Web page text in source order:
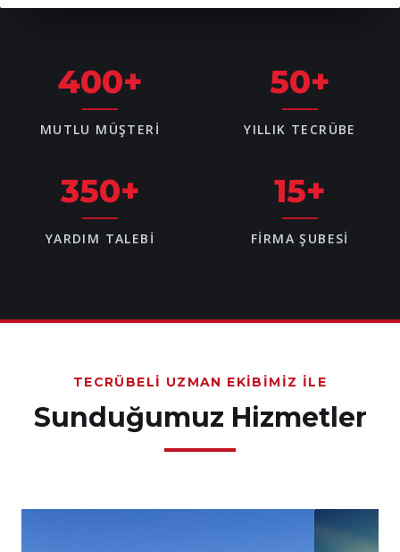
400+
MUTLU MÜŞTERI
50+
YILLIK TECRÜBE
350+
YARDIM TALEBI
15+
FIRMA ŞUBESI
TECRÜBELI UZMAN EKIBIMIZ İLE
Sunduğumuz Hizmetler